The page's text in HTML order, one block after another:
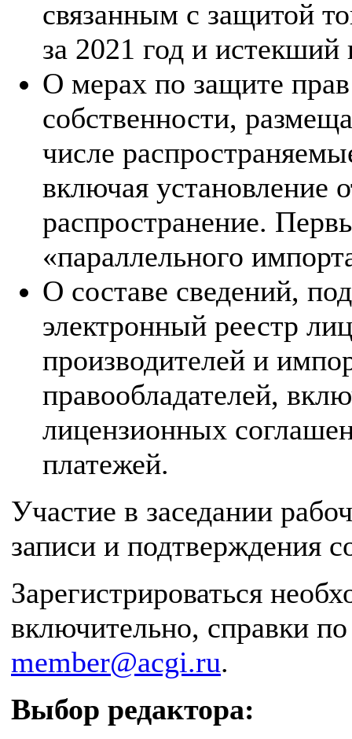
связанным с защитой
за 2021 год и истекший
О мерах по защите
собственности,
числе
включая установление
распространение.
«параллельного
О составе сведений,
электронный реестр
производителей и
правообладателей,
лицензионных
платежей.
Участие в заседании
записи и подтверждения
Зарегистрироваться
включительно, справки
member@acgi.ru.
Выбор редактора: